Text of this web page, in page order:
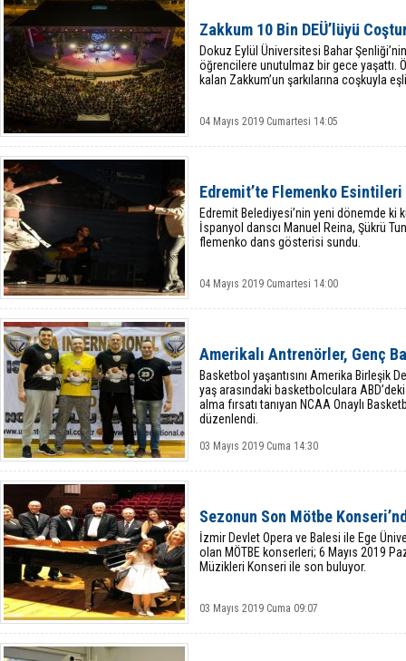
Zakkum 10 Bin DEÜ’lüyü
Dokuz Eylül Üniversitesi Bahar
öğrencilere unutulmaz bir gece yaşattı.
kalan Zakkum’un şarkılarına coşkuyla
04 Mayıs 2019 Cumartesi 14:05
Edremit’te Flemenko Esintileri
Edremit Belediyesi’nin yeni dönemde
İspanyol danscı Manuel Reina, Şükrü
flemenko dans gösterisi sundu.
04 Mayıs 2019 Cumartesi 14:00
Amerikalı Antrenörler, Genç
Basketbol yaşantısını Amerika Birleşik
yaş arasındaki basketbolculara
alma fırsatı tanıyan NCAA Onaylı
düzenlendi.
03 Mayıs 2019 Cuma 14:30
Sezonun Son Mötbe
İzmir Devlet Opera ve Balesi ile Ege
olan MÖTBE konserleri; 6 Mayıs 2019
Müzikleri Konseri ile son buluyor.
03 Mayıs 2019 Cuma 09:07